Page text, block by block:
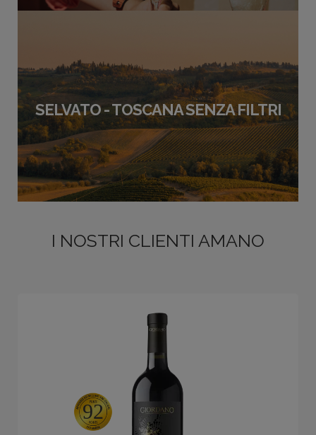
SELVATO - TOSCANA SENZA FILTRI
I NOSTRI CLIENTI AMANO
92